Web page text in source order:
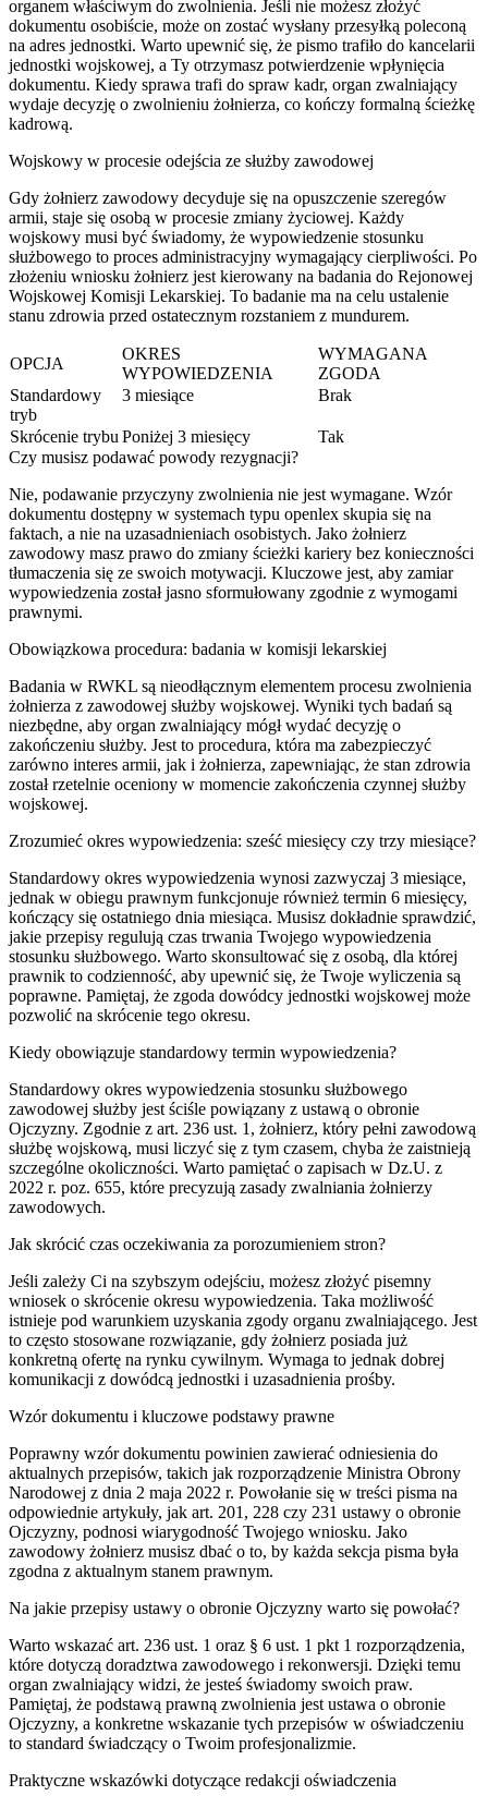
organem właściwym do zwolnienia. Jeśli nie możesz złożyć
dokumentu osobiście, może on zostać wysłany przesyłką poleconą
na adres jednostki. Warto upewnić się, że pismo trafiło do kancelarii
jednostki wojskowej, a Ty otrzymasz potwierdzenie wpłynięcia
dokumentu. Kiedy sprawa trafi do spraw kadr, organ zwalniający
wydaje decyzję o zwolnieniu żołnierza, co kończy formalną ścieżkę
kadrową.
Wojskowy w procesie odejścia ze służby zawodowej
Gdy żołnierz zawodowy decyduje się na opuszczenie szeregów
armii, staje się osobą w procesie zmiany życiowej. Każdy
wojskowy musi być świadomy, że wypowiedzenie stosunku
służbowego to proces administracyjny wymagający cierpliwości. Po
złożeniu wniosku żołnierz jest kierowany na badania do Rejonowej
Wojskowej Komisji Lekarskiej. To badanie ma na celu ustalenie
stanu zdrowia przed ostatecznym rozstaniem z mundurem.
OPCJA
OKRES
WYPOWIEDZENIA
WYMAGANA
ZGODA
Standardowy
tryb
3 miesiące Brak
Skrócenie trybu Poniżej 3 miesięcy
Tak
Czy musisz podawać powody rezygnacji?
Nie, podawanie przyczyny zwolnienia nie jest wymagane. Wzór
dokumentu dostępny w systemach typu openlex skupia się na
faktach, a nie na uzasadnieniach osobistych. Jako żołnierz
zawodowy masz prawo do zmiany ścieżki kariery bez konieczności
tłumaczenia się ze swoich motywacji. Kluczowe jest, aby zamiar
wypowiedzenia został jasno sformułowany zgodnie z wymogami
prawnymi.
Obowiązkowa procedura: badania w komisji lekarskiej
Badania w RWKL są nieodłącznym elementem procesu zwolnienia
żołnierza z zawodowej służby wojskowej. Wyniki tych badań są
niezbędne, aby organ zwalniający mógł wydać decyzję o
zakończeniu służby. Jest to procedura, która ma zabezpieczyć
zarówno interes armii, jak i żołnierza, zapewniając, że stan zdrowia
został rzetelnie oceniony w momencie zakończenia czynnej służby
wojskowej.
Zrozumieć okres wypowiedzenia: sześć miesięcy czy trzy miesiące?
Standardowy okres wypowiedzenia wynosi zazwyczaj 3 miesiące,
jednak w obiegu prawnym funkcjonuje również termin 6 miesięcy,
kończący się ostatniego dnia miesiąca. Musisz dokładnie sprawdzić,
jakie przepisy regulują czas trwania Twojego wypowiedzenia
stosunku służbowego. Warto skonsultować się z osobą, dla której
prawnik to codzienność, aby upewnić się, że Twoje wyliczenia są
poprawne. Pamiętaj, że zgoda dowódcy jednostki wojskowej może
pozwolić na skrócenie tego okresu.
Kiedy obowiązuje standardowy termin wypowiedzenia?
Standardowy okres wypowiedzenia stosunku służbowego
zawodowej służby jest ściśle powiązany z ustawą o obronie
Ojczyzny. Zgodnie z art. 236 ust. 1, żołnierz, który pełni zawodową
służbę wojskową, musi liczyć się z tym czasem, chyba że zaistnieją
szczególne okoliczności. Warto pamiętać o zapisach w Dz.U. z
2022 r. poz. 655, które precyzują zasady zwalniania żołnierzy
zawodowych.
Jak skrócić czas oczekiwania za porozumieniem stron?
Jeśli zależy Ci na szybszym odejściu, możesz złożyć pisemny
wniosek o skrócenie okresu wypowiedzenia. Taka możliwość
istnieje pod warunkiem uzyskania zgody organu zwalniającego. Jest
to często stosowane rozwiązanie, gdy żołnierz posiada już
konkretną ofertę na rynku cywilnym. Wymaga to jednak dobrej
komunikacji z dowódcą jednostki i uzasadnienia prośby.
Wzór dokumentu i kluczowe podstawy prawne
Poprawny wzór dokumentu powinien zawierać odniesienia do
aktualnych przepisów, takich jak rozporządzenie Ministra Obrony
Narodowej z dnia 2 maja 2022 r. Powołanie się w treści pisma na
odpowiednie artykuły, jak art. 201, 228 czy 231 ustawy o obronie
Ojczyzny, podnosi wiarygodność Twojego wniosku. Jako
zawodowy żołnierz musisz dbać o to, by każda sekcja pisma była
zgodna z aktualnym stanem prawnym.
Na jakie przepisy ustawy o obronie Ojczyzny warto się powołać?
Warto wskazać art. 236 ust. 1 oraz § 6 ust. 1 pkt 1 rozporządzenia,
które dotyczą doradztwa zawodowego i rekonwersji. Dzięki temu
organ zwalniający widzi, że jesteś świadomy swoich praw.
Pamiętaj, że podstawą prawną zwolnienia jest ustawa o obronie
Ojczyzny, a konkretne wskazanie tych przepisów w oświadczeniu
to standard świadczący o Twoim profesjonalizmie.
Praktyczne wskazówki dotyczące redakcji oświadczenia